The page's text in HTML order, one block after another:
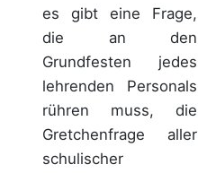
es gibt eine Frage,
die an den
Grundfesten jedes
lehrenden Personals
rühren muss, die
Gretchenfrage aller
schulischer